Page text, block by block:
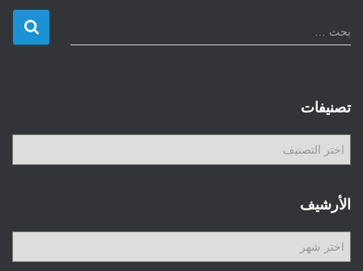
ل
ع
ن
بحث …
تصنيفات
ي
ف
ا
ت
الأرشيف